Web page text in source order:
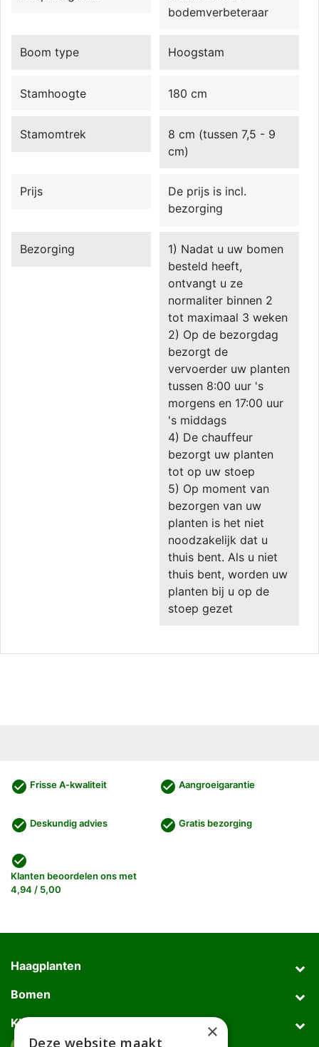
bodemverbeteraar
Boom type Hoogstam
Stamhoogte 180 cm
Stamomtrek
8 cm (tussen 7,5 - 9
cm)
Prijs
De prijs is incl.
bezorging
Bezorging
1) Nadat u uw bomen
besteld heeft,
ontvangt u ze
normaliter binnen 2
tot maximaal 3 weken
2) Op de bezorgdag
bezorgt de
vervoerder uw planten
tussen 8:00 uur 's
morgens en 17:00 uur
's middags
4) De chauffeur
bezorgt uw planten
tot op uw stoep
5) Op moment van
bezorgen van uw
planten is het niet
noodzakelijk dat u
thuis bent. Als u niet
thuis bent, worden uw
planten bij u op de
stoep gezet
check_circle Frisse A-kwaliteit check_circle Aangroeigarantie
check_circle Deskundig advies check_circle Gratis bezorging
check_circle
Klanten beoordelen ons met
4,94 / 5,00
Haagplanten
Bomen
Klantenservice
×
Deze website maakt